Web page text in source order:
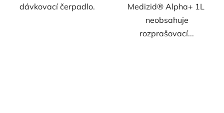
dávkovací čerpadlo.
Medizid® Alpha+ 1L
neobsahuje
rozprašovací...